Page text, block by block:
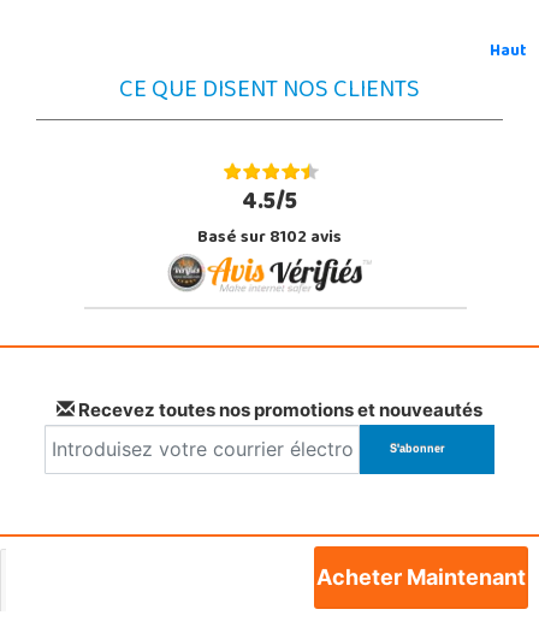
Acheter Maintenant
Haut
CE QUE DISENT NOS CLIENTS
4.5/5
Basé sur 8102 avis
Recevez toutes nos promotions et nouveautés
Service à la clientèle